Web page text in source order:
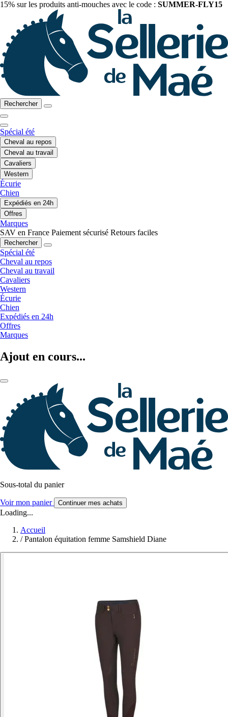
15% sur les produits anti-mouches avec le code : SUMMER-FLY15
Rechercher
Spécial été
Cheval au repos
Cheval au travail
Cavaliers
Western
Écurie
Chien
Expédiés en 24h
Offres
Marques
SAV en France Paiement sécurisé Retours faciles
Rechercher
Spécial été
Cheval au repos
Cheval au travail
Cavaliers
Western
Écurie
Chien
Expédiés en 24h
Offres
Marques
Ajout en cours...
Sous-total du panier
Voir mon panier Continuer mes achats
Loading...
Accueil
/ Pantalon équitation femme Samshield Diane